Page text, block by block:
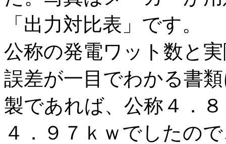
「出力対比表」です。
公称の発電ワット数と
誤差が一目でわかる書
製であれば、公称４．
４．９７ｋｗでしたの